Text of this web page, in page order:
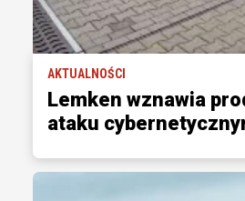
AKTUALNOŚCI
Lemken wznawia
ataku